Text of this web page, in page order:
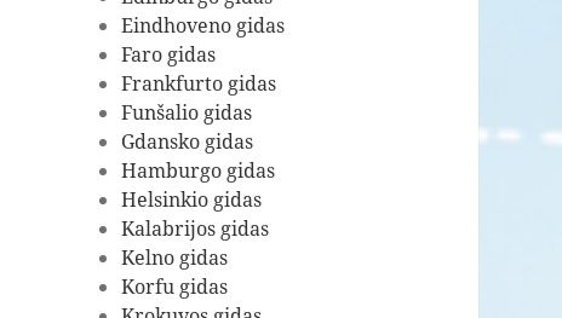
Eindhoveno gidas
Faro gidas
Frankfurto gidas
Funšalio gidas
Gdansko gidas
Hamburgo gidas
Helsinkio gidas
Kalabrijos gidas
Kelno gidas
Korfu gidas